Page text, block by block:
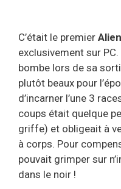
C’était le premier
exclusivement sur
bombe lors de sa
plutôt beaux pour
d’incarner l’une 3
coups était quelque
griffe) et obligeait à
à corps. Pour
pouvait grimper sur
dans le noir !